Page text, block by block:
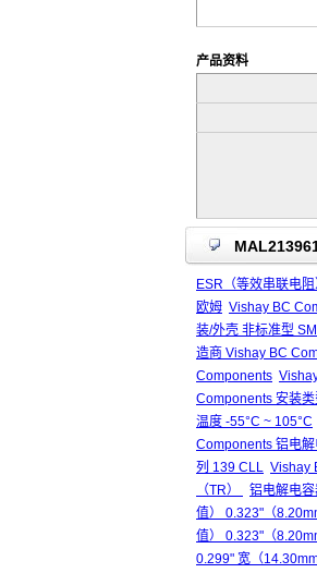
产品资料
ESR（等效串联电
欧姆 Vishay BC
装/外壳 非标准型
造商 Vishay BC
Components
Components 安装
温度 -55°C ~ 105°C
Components 铝电
列 139 CLL Vishay
（TR）
铝电解电容
值） 0.323"（
值） 0.323"（
0.299" 宽（